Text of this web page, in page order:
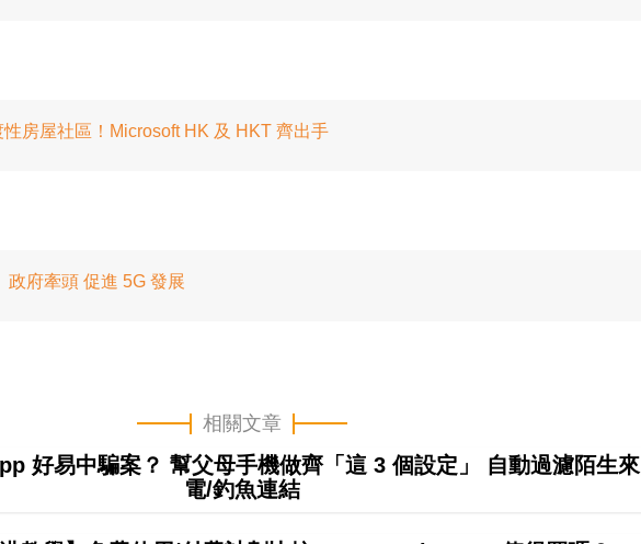
房屋社區！Microsoft HK 及 HKT 齊出手
政府牽頭 促進 5G 發展
相關文章
好易中騙案？ 幫父母手機做齊「這 3 個設定」 自動過濾陌生來
電/釣魚連結